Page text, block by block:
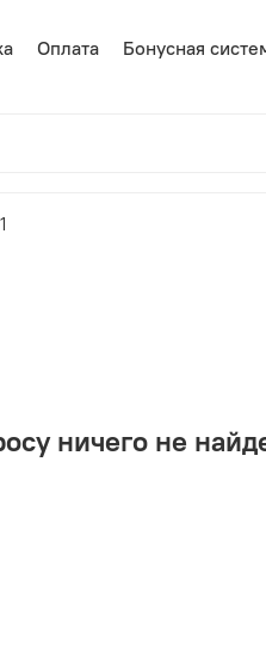
Оплата Бонусная
ничего не